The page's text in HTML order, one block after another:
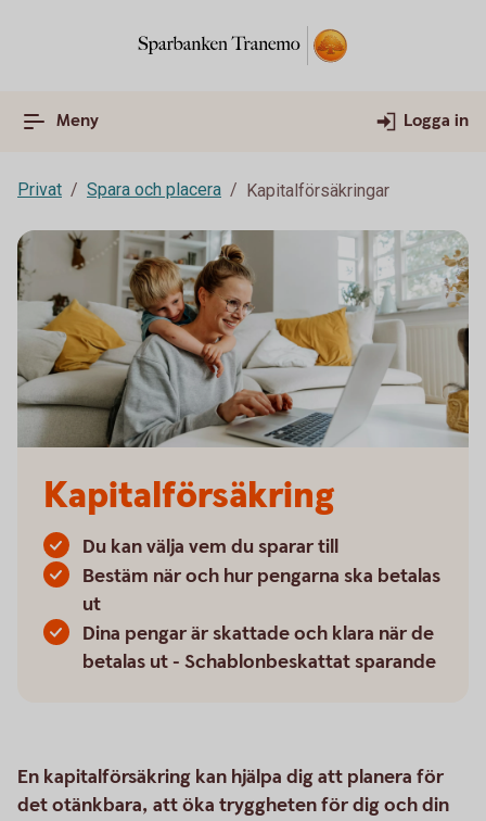
Meny Logga in
Privat Spara och placera Kapitalförsäkringar
Kapitalförsäkring
Du kan välja vem du sparar till
Bestäm när och hur pengarna ska betalas
ut
Dina pengar är skattade och klara när de
betalas ut - Schablonbeskattat sparande
En kapitalförsäkring kan hjälpa dig att planera för
det otänkbara, att öka tryggheten för dig och din